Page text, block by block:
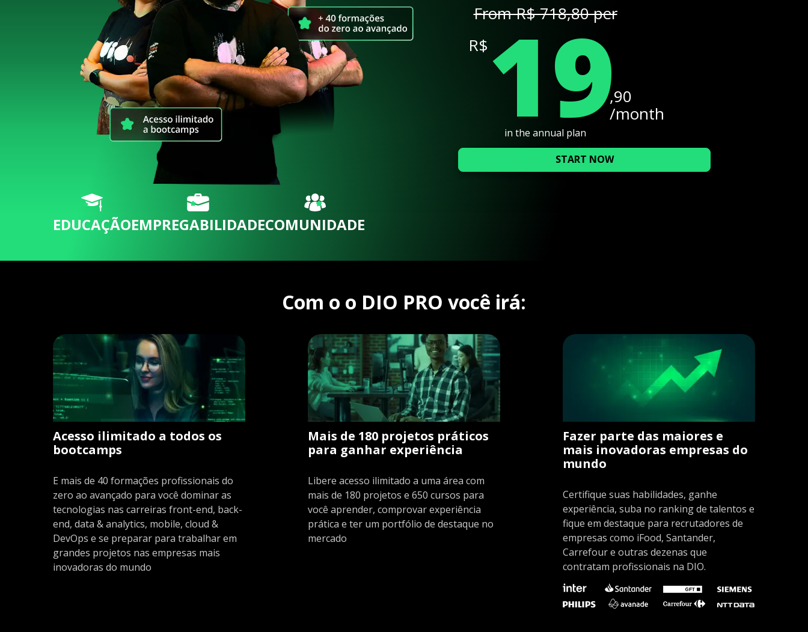
EDUCAÇÃOEMPREGABILIDADECOMUNIDADE
From R$ 718,80 per
R$ 19,90
/month
in the annual plan
START NOW
Com o o DIO PRO você irá:
Acesso ilimitado a todos os
bootcamps
E mais de 40 formações profissionais do
zero ao avançado para você dominar as
tecnologias nas carreiras front-end, back-
end, data & analytics, mobile, cloud &
DevOps e se preparar para trabalhar em
grandes projetos nas empresas mais
inovadoras do mundo
Mais de 180 projetos práticos
para ganhar experiência
Libere acesso ilimitado a uma área com
mais de 180 projetos e 650 cursos para
você aprender, comprovar experiência
prática e ter um portfólio de destaque no
mercado
Fazer parte das maiores e
mais inovadoras empresas do
mundo
Certifique suas habilidades, ganhe
experiência, suba no ranking de talentos e
fique em destaque para recrutadores de
empresas como iFood, Santander,
Carrefour e outras dezenas que
contratam profissionais na DIO.